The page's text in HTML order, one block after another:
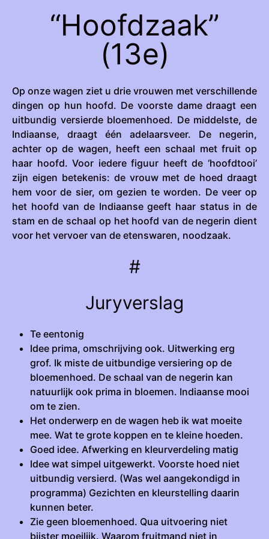
“Hoofdzaak”
(13e)
Op onze wagen ziet u drie vrouwen met verschillende
dingen op hun hoofd. De voorste dame draagt een
uitbundig versierde bloemenhoed. De middelste, de
Indiaanse, draagt één adelaarsveer. De negerin,
achter op de wagen, heeft een schaal met fruit op
haar hoofd. Voor iedere figuur heeft de ‘hoofdtooi’
zijn eigen betekenis: de vrouw met de hoed draagt
hem voor de sier, om gezien te worden. De veer op
het hoofd van de Indiaanse geeft haar status in de
stam en de schaal op het hoofd van de negerin dient
voor het vervoer van de etenswaren, noodzaak.
#
Juryverslag
Te eentonig
Idee prima, omschrijving ook. Uitwerking erg
grof. Ik miste de uitbundige versiering op de
bloemenhoed. De schaal van de negerin kan
natuurlijk ook prima in bloemen. Indiaanse mooi
om te zien.
Het onderwerp en de wagen heb ik wat moeite
mee. Wat te grote koppen en te kleine hoeden.
Goed idee. Afwerking en kleurverdeling matig
Idee wat simpel uitgewerkt. Voorste hoed niet
uitbundig versierd. (Was wel aangekondigd in
programma) Gezichten en kleurstelling daarin
kunnen beter.
Zie geen bloemenhoed. Qua uitvoering niet
bijster moeilijk. Waarom fruitmand niet in